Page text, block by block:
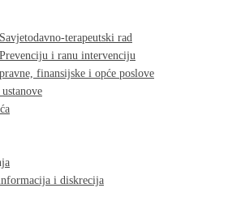
terapeutski rad
i ranu intervenciju
finansijske i opće poslove
i diskrecija